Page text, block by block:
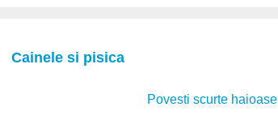
Cainele si pisica
Povesti scurte haioase